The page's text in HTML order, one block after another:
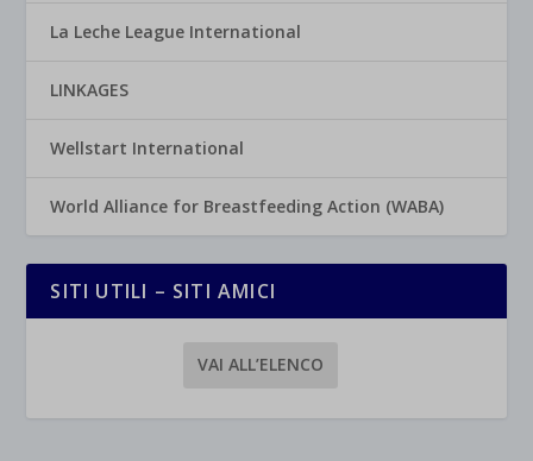
La Leche League International
LINKAGES
Wellstart International
World Alliance for Breastfeeding Action (WABA)
SITI UTILI – SITI AMICI
VAI ALL’ELENCO